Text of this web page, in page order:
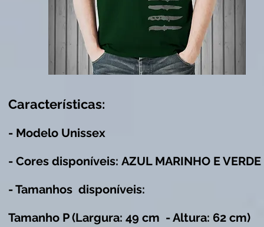
Características:
- Modelo Unissex
- Cores disponíveis: AZUL MARINHO E VERDE
- Tamanhos disponíveis:
Tamanho P(Largura: 49 cm - Altura: 62 cm)